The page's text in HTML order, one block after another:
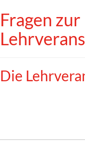
Fragen zur
Die